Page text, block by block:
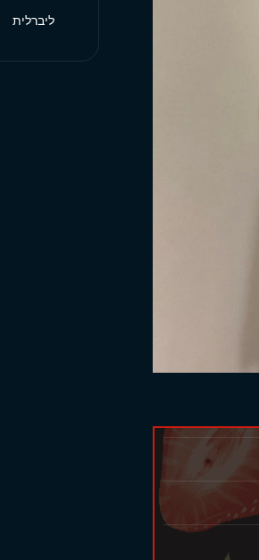
ליברלית